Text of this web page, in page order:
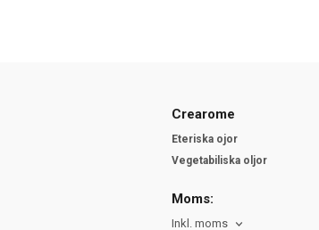
Crearome
Eteriska ojor
Vegetabiliska oljor
Moms:
Inkl. moms